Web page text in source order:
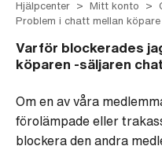
Hjälpcenter Mitt konto
Problem i chatt mellan
Varför blockerades
köparen -säljaren
Om en av våra
förolämpade eller
blockera den andra